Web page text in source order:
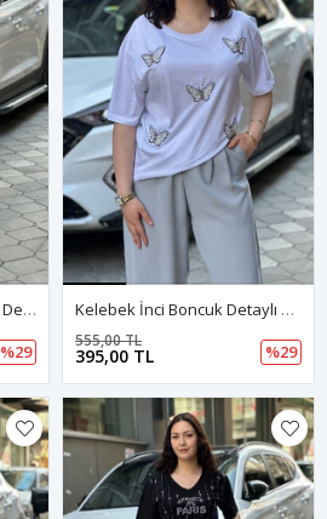
V Yaka Oversize Kalıp Taş Detay Tshirt-Siyah
%29
Kelebek İnci Boncuk Detaylı Tshirt-Beyaz
395,00 TL
555,00 TL
%29